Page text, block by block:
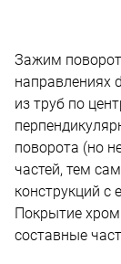
Зажим
направлениях
из труб по
поворота (но
частей, тем
конструкций с
Покрытие
составные